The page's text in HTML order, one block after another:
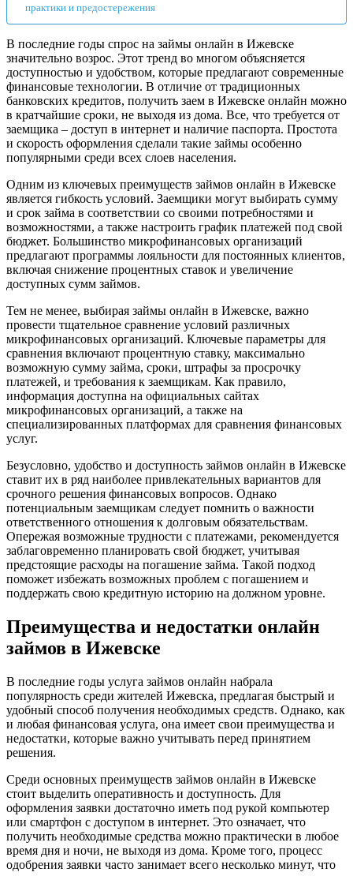
практики и предостережения
В последние годы спрос на займы онлайн в Ижевске
значительно возрос. Этот тренд во многом объясняется
доступностью и удобством, которые предлагают современные
финансовые технологии. В отличие от традиционных
банковских кредитов, получить заем в Ижевске онлайн можно
в кратчайшие сроки, не выходя из дома. Все, что требуется от
заемщика – доступ в интернет и наличие паспорта. Простота
и скорость оформления сделали такие займы особенно
популярными среди всех слоев населения.
Одним из ключевых преимуществ займов онлайн в Ижевске
является гибкость условий. Заемщики могут выбирать сумму
и срок займа в соответствии со своими потребностями и
возможностями, а также настроить график платежей под свой
бюджет. Большинство микрофинансовых организаций
предлагают программы лояльности для постоянных клиентов,
включая снижение процентных ставок и увеличение
доступных сумм займов.
Тем не менее, выбирая займы онлайн в Ижевске, важно
провести тщательное сравнение условий различных
микрофинансовых организаций. Ключевые параметры для
сравнения включают процентную ставку, максимально
возможную сумму займа, сроки, штрафы за просрочку
платежей, и требования к заемщикам. Как правило,
информация доступна на официальных сайтах
микрофинансовых организаций, а также на
специализированных платформах для сравнения финансовых
услуг.
Безусловно, удобство и доступность займов онлайн в Ижевске
ставит их в ряд наиболее привлекательных вариантов для
срочного решения финансовых вопросов. Однако
потенциальным заемщикам следует помнить о важности
ответственного отношения к долговым обязательствам.
Опережая возможные трудности с платежами, рекомендуется
заблаговременно планировать свой бюджет, учитывая
предстоящие расходы на погашение займа. Такой подход
поможет избежать возможных проблем с погашением и
поддержать свою кредитную историю на должном уровне.
Преимущества и недостатки онлайн
займов в Ижевске
В последние годы услуга займов онлайн набрала
популярность среди жителей Ижевска, предлагая быстрый и
удобный способ получения необходимых средств. Однако, как
и любая финансовая услуга, она имеет свои преимущества и
недостатки, которые важно учитывать перед принятием
решения.
Среди основных преимуществ займов онлайн в Ижевске
стоит выделить оперативность и доступность. Для
оформления заявки достаточно иметь под рукой компьютер
или смартфон с доступом в интернет. Это означает, что
получить необходимые средства можно практически в любое
время дня и ночи, не выходя из дома. Кроме того, процесс
одобрения заявки часто занимает всего несколько минут, что